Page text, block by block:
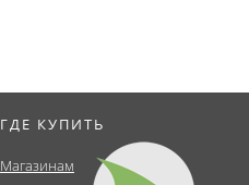
ГДЕ КУПИТЬ
Магазинам